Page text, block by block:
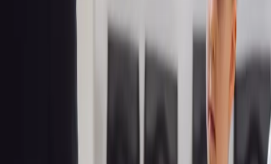
zu begeistern – umso schöner, dass er sich bei DC
wohl fühlt! 🥋💪 Er wird von Mal zu Mal mutiger, traut
zu und hat richtig Freude am Training. Besonders
dass ich als Mutter anfangs sogar mitmachen durfte –